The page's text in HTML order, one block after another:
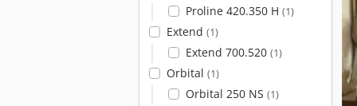
Proline 420.350 H (1)
Extend (1)
Extend 700.520 (1)
Orbital (1)
Orbital 250 NS (1)